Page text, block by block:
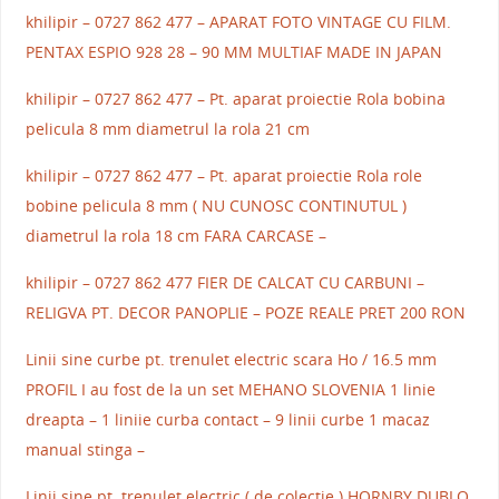
khilipir – 0727 862 477 – APARAT FOTO VINTAGE CU FILM.
PENTAX ESPIO 928 28 – 90 MM MULTIAF MADE IN JAPAN
khilipir – 0727 862 477 – Pt. aparat proiectie Rola bobina
pelicula 8 mm diametrul la rola 21 cm
khilipir – 0727 862 477 – Pt. aparat proiectie Rola role
bobine pelicula 8 mm ( NU CUNOSC CONTINUTUL )
diametrul la rola 18 cm FARA CARCASE –
khilipir – 0727 862 477 FIER DE CALCAT CU CARBUNI –
RELIGVA PT. DECOR PANOPLIE – POZE REALE PRET 200 RON
Linii sine curbe pt. trenulet electric scara Ho / 16.5 mm
PROFIL I au fost de la un set MEHANO SLOVENIA 1 linie
dreapta – 1 liniie curba contact – 9 linii curbe 1 macaz
manual stinga –